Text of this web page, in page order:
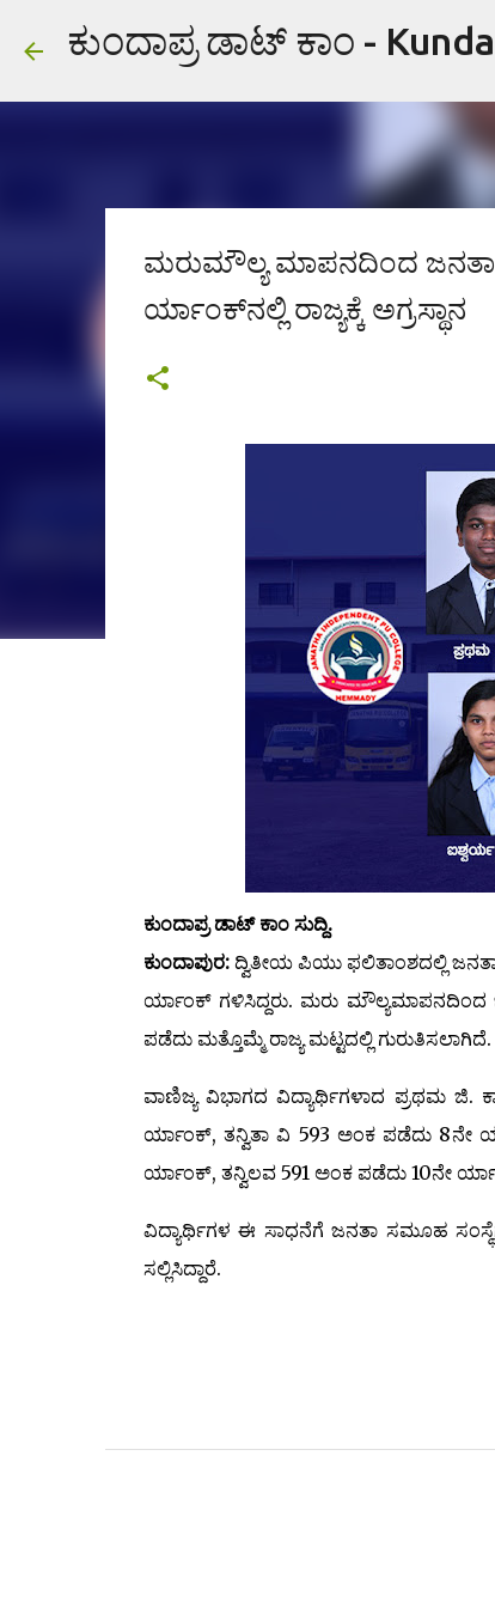
ಕುಂದಾಪ್ರ ಡಾಟ್ ಕಾಂ -
ಮರುಮೌಲ್ಯ ಮಾಪನದಿಂದ ಜನತಾ
ರ್ಯಾಂಕ್‌ನಲ್ಲಿ ರಾಜ್ಯಕ್ಕೆ ಅಗ್ರಸ್ಥಾನ
ಕುಂದಾಪ್ರ ಡಾಟ್ ಕಾಂ ಸುದ್ದಿ.
ಕುಂದಾಪುರ:ದ್ವಿತೀಯ ಪಿಯು ಫಲಿತಾಂಶದಲ್ಲಿ
ರ್ಯಾಂಕ್ ಗಳಿಸಿದ್ದರು. ಮರು ಮೌಲ್ಯಮಾಪನದಿಂದ
ಪಡೆದು ಮತ್ತೊಮ್ಮೆ ರಾಜ್ಯ ಮಟ್ಟದಲ್ಲಿ ಗುರುತಿಸಲಾಗಿದೆ.
ವಾಣಿಜ್ಯ ವಿಭಾಗದ ವಿದ್ಯಾರ್ಥಿಗಳಾದ ಪ್ರಥಮ ಜಿ.
ರ್ಯಾಂಕ್, ತನ್ವಿತಾ ವಿ 593 ಅಂಕ ಪಡೆದು 8ನೇ
ರ್ಯಾಂಕ್, ತನ್ವಿಲವ 591 ಅಂಕ ಪಡೆದು 10ನೇ
ವಿದ್ಯಾರ್ಥಿಗಳ ಈ ಸಾಧನೆಗೆ ಜನತಾ ಸಮೂಹ
ಸಲ್ಲಿಸಿದ್ದಾರೆ.